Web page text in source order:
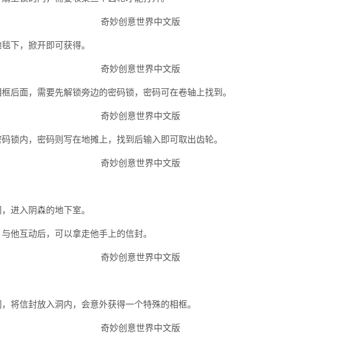
下，掀开即可获得。
后面，需要先解锁旁边的密码锁，密码可在卷轴上找到。
锁内，密码则写在地摊上，找到后输入即可取出齿轮。
进入阴森的地下室。
他互动后，可以拿走他手上的信封。
将信封放入洞内，会意外获得一个特殊的相框。